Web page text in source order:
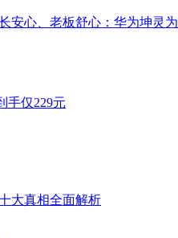
安心、老板舒心：华为坤灵
手仅229元
大真相全面解析